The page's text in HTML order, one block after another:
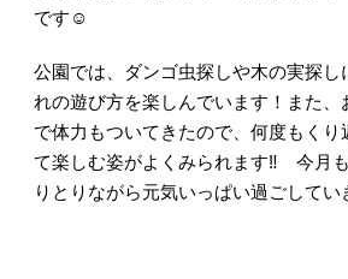
です☺
公園では、ダンゴ虫探しや木の実探し
れの遊び方を楽しんでいます！また、
で体力もついてきたので、何度もくり
て楽しむ姿がよくみられます‼ 今月
りとりながら元気いっぱい過ごして